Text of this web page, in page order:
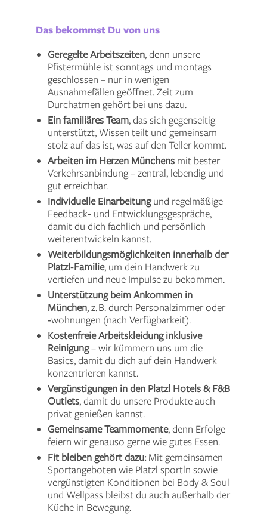
Das bekommst Du von uns
Geregelte Arbeitszeiten, denn unsere
Pfistermühle ist sonntags und montags
geschlossen – nur in wenigen
Ausnahmefällen geöffnet. Zeit zum
Durchatmen gehört bei uns dazu.
Ein familiäres Team, das sich gegenseitig
unterstützt, Wissen teilt und gemeinsam
stolz auf das ist, was auf den Teller kommt.
Arbeiten im Herzen Münchens mit bester
Verkehrsanbindung – zentral, lebendig und
gut erreichbar.
Individuelle Einarbeitungund regelmäßige
Feedback‑ und Entwicklungsgespräche,
damit du dich fachlich und persönlich
weiterentwickeln kannst.
Weiterbildungsmöglichkeiten innerhalb der
Platzl‑Familie, um dein Handwerk zu
vertiefen und neue Impulse zu bekommen.
Unterstützung beim Ankommen in
München, z. B. durch Personalzimmer oder
‑wohnungen (nach Verfügbarkeit).
Kostenfreie Arbeitskleidung inklusive
Reinigung– wir kümmern uns um die
Basics, damit du dich auf dein Handwerk
konzentrieren kannst.
Vergünstigungen in den Platzl Hotels & F&B
Outlets, damit du unsere Produkte auch
privat genießen kannst.
Gemeinsame Teammomente, denn Erfolge
feiern wir genauso gerne wie gutes Essen.
Fit bleiben gehört dazu:Mit gemeinsamen
Sportangeboten wie Platzl sportln sowie
vergünstigten Konditionen bei Body & Soul
und Wellpass bleibst du auch außerhalb der
Küche in Bewegung.